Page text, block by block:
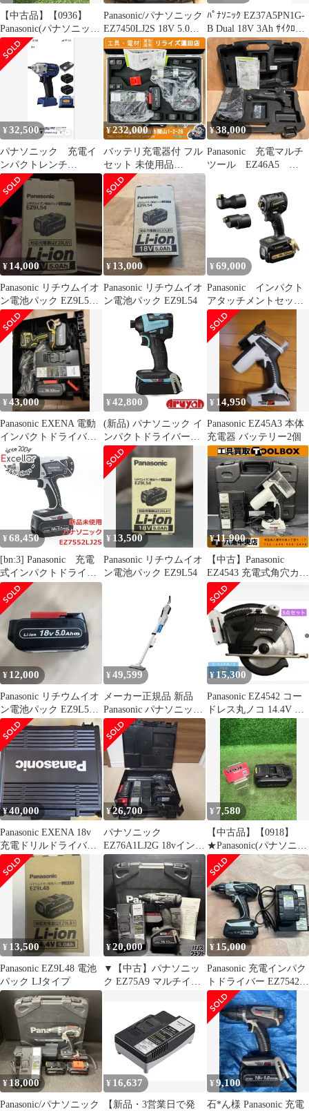
【中古品】【0936】
Panasonic(パナソニッ
ク) 28.8v3.0Ahリチウム
イオンバッテリLPタイ
プ(適合充電器EZ0L81)
EZ9L82
ITVNC2Q576KG
Panasonic/パナソニック
EZ7450LJ2S 18V 5.0Ah
充電ドリルドライバー
ﾊﾟﾅｿﾆｯｸ EZ37A5PN1G-
B Dual 18V 3Ah ｻｲｸﾛﾝ
式ｸﾘｰﾅｰ 黒
¥32,500
パナソニック 充電イ
ンパクトレンチ
EYSLA2CS
¥232,000
バッテリ充電器付 フル
セット 未使用品
Panasonic パナソニック
コードレス圧着器
EZ46A4K-B 【リライズ
蓮田店】
¥38,000
Panasonic 充電マルチ
ツール EZ46A5
なし EZ46A5LJ2G-B
¥ 14,000
Panasonic リチウムイオ
ン電池パック EZ9L54
18V 5.0Ah
¥ 13,000
Panasonic リチウムイオ
ン電池パック EZ9L54
¥ 69,000
Panasonic インパクト
アタッチメントセッ
ト EZ1PD1T1G
Black & Gold
¥43,000
Panasonic EXENA 電動
インパクトドライバー
本体
¥ 42,800
(新品) パナソニック イ
ンパクトドライバー
EZ75A7LJ2G-A 青 18V
5.0Ah(LJタイプ)電池セ
ット 電池パック
EZ9L54×2個・急速充電
器EZ0L81・プラスチッ
クケースEZ9646付
4549980034781
¥ 14,950
Panasonic EZ45A3 本体
充電器 バッテリー2個
¥ 68,450
[bn:3] Panasonic 充電
式インパクトドライバ
ー EZ7552LJ2S-H
¥ 13,500
Panasonic リチウムイオ
ン電池パック EZ9L54
¥11,900
【中古】Panasonic
EZ4543 充電式角穴カッ
ター(本体+充電器
EZ0L81＋ケース付)
【202】
¥ 12,000
Panasonic リチウムイオ
ン電池パック EZ9L54
本体
¥ 49,599
メーカー正規品 新品
Panasonic パナソニック
工事用 充電サイクロン
式クリーナー
EZ37A5PN1G-W
18V3.0Ah電池付 白
¥ 15,300
Panasonic EZ4542 コー
ドレス丸ノコ 14.4V 充
電器付
¥40,000
Panasonic EXENA 18v
充電ドリルドライバー
本体電池セット
¥26,700
パナソニック
EZ76A1LJ2G 18vインパ
クトドライバー バッテ
リー2個有
¥ 7,580
【中古品】【0918】
★Panasonic(パナソニッ
ク) 18v5.0Ah電池パッ
クLJタイプ(適合充電器
EZ0L81) EZ9L54
ITHVQ9QZD6UG
¥ 13,500
Panasonic EZ9L48 電池
パック LJタイプ
¥20,000
▼【中古】パナソニッ
ク EZ75A9 マルチイン
+充電器EZ0L81付き
Panasonic
¥ 15,000
Panasonic 充電インパク
トドライバー EZ7542
本体 充電器付き
¥ 18,000
Panasonic/パナソニック
¥ 16,637
【新品・3営業日で発
¥9,100
石*ん様 Panasonic 充電